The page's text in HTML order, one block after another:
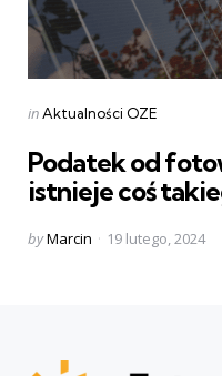
Categories
Posted
inAktualności OZE
Podatek od
istnieje coś
Posted
byMarcin 19 lutego, 2024